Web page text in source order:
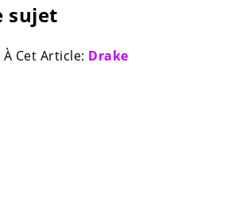
sujet
À Cet Article: Drake